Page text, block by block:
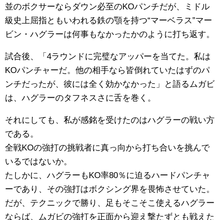
並のボクサーならダウン必至のKOパンチだが、ミドル
級史上屈指ともいわれる鉄の顎を持つ“マーベラス”マー
ビン・ハグラーは何事もなかったかのように打ち返す。
試合後、「4ラウンドに完璧なアッパーを当てた。私は
KOパンチャーだ。他の相手なら皆倒れていたはずのパ
ンチだったが、彼には全く効かなかった」と語るムガビ
は、ハグラーのタフネスさに舌を巻く。
それにしても、私が感銘を受けたのはハグラーの戦い方
である。
全戦KOの強打の挑戦者に真っ向から打ち合いを挑んで
いるではないか。
たしかに、ハグラーもKO率80％に迫るハードパンチャ
ーであり、その強打はボクシング界を畏怖させていた。
だが、テクニックで勝り、足もそこそこ使えるハグラー
ならば、ムガビの強打を正面から迎え撃たずとも戦えた